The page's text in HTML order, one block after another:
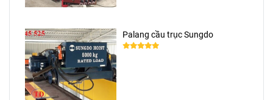
Palang cầu trục Sungdo